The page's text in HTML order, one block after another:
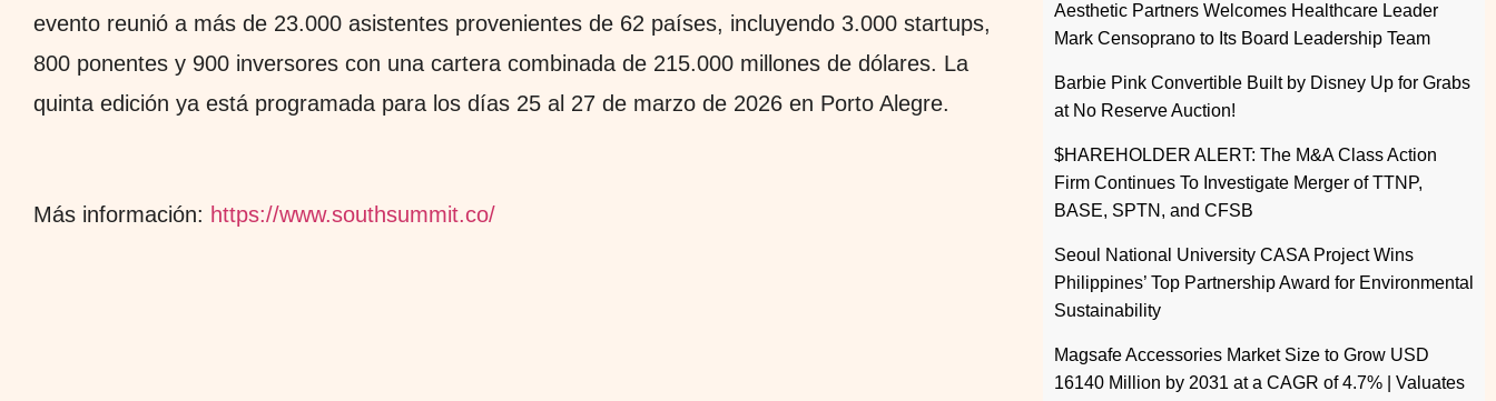
evento reunió a más de 23.000 asistentes provenientes de 62 países, incluyendo 3.000 startups,
800 ponentes y 900 inversores con una cartera combinada de 215.000 millones de dólares. La
quinta edición ya está programada para los días 25 al 27 de marzo de 2026 en Porto Alegre.
Más información: https://www.southsummit.co/
Aesthetic Partners Welcomes Healthcare Leader
Mark Censoprano to Its Board Leadership Team
Barbie Pink Convertible Built by Disney Up for Grabs
at No Reserve Auction!
$HAREHOLDER ALERT: The M&A Class Action
Firm Continues To Investigate Merger of TTNP,
BASE, SPTN, and CFSB
Seoul National University CASA Project Wins
Philippines’ Top Partnership Award for Environmental
Sustainability
Magsafe Accessories Market Size to Grow USD
16140 Million by 2031 at a CAGR of 4.7% | Valuates